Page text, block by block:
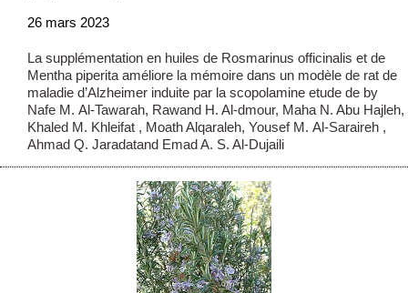
26 mars 2023
La supplémentation en huiles de Rosmarinus officinalis et de
Mentha piperita améliore la mémoire dans un modèle de rat de
maladie d’Alzheimer induite par la scopolamine etude de by
Nafe M. Al-Tawarah, Rawand H. Al-dmour, Maha N. Abu Hajleh,
Khaled M. Khleifat , Moath Alqaraleh, Yousef M. Al-Saraireh ,
Ahmad Q. Jaradatand Emad A. S. Al-Dujaili